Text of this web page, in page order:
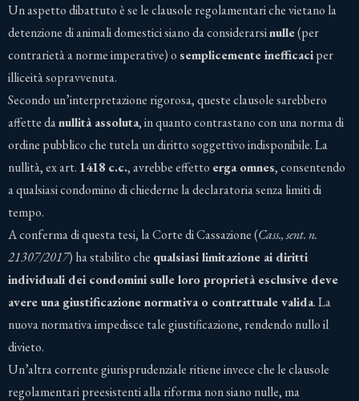
Un aspetto dibattuto è se le clausole regolamentari che vietano la
detenzione di animali domestici siano da considerarsinulle(per
contrarietà a norme imperative) osemplicemente inefficaciper
illiceità sopravvenuta.
Secondo un’interpretazione rigorosa, queste clausole sarebbero
affette danullità assoluta, in quanto contrastano con una norma di
ordine pubblico che tutela un diritto soggettivo indisponibile. La
nullità, ex art. 1418 c.c., avrebbe effetto erga omnes, consentendo
a qualsiasi condomino di chiederne la declaratoria senza limiti di
tempo.
A conferma di questa tesi, la Corte di Cassazione (Cass., sent. n.
21307/2017) ha stabilito che qualsiasi limitazione ai diritti
individuali dei condomini sulle loro proprietà esclusive deve
avere una giustificazione normativa o contrattuale valida. La
nuova normativa impedisce tale giustificazione, rendendo nullo il
divieto.
Un’altra corrente giurisprudenziale ritiene invece che le clausole
regolamentari preesistenti alla riforma non siano nulle, ma